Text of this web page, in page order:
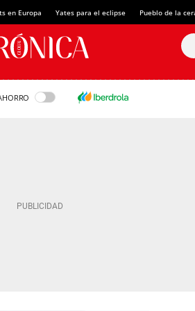
en Europa Yates para el eclipse Pueblo de la